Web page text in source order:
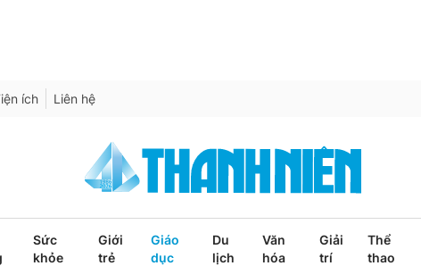
ích Liên hệ
Sức
khỏe
Giới
trẻ
Giáo
dục
Du
lịch
Văn
hóa
Giải
trí
Thể
thao